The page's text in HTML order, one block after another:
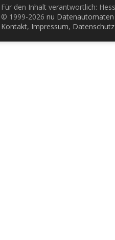
Für den Inhalt verantwortlich:
© 1999-2026 nu
Kontakt, Impressum, Datenschutz